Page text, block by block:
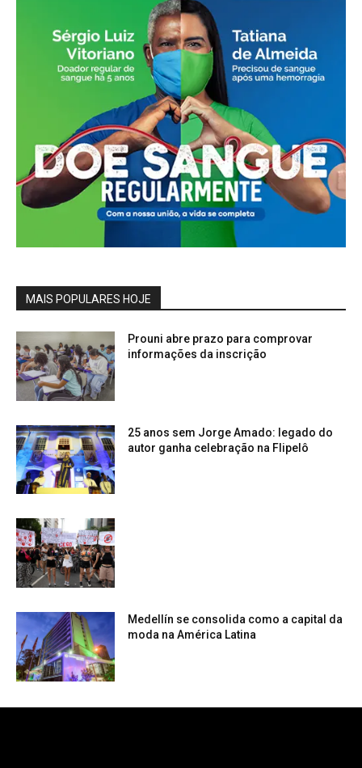
MAIS POPULARES HOJE
Prouni abre prazo para comprovar
informações da inscrição
25 anos sem Jorge Amado: legado do
autor ganha celebração na Flipelô
Medellín se consolida como a capital da
moda na América Latina